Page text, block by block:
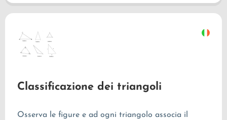
Classificazione dei triangoli
Osserva le figure e ad ogni triangolo associa il